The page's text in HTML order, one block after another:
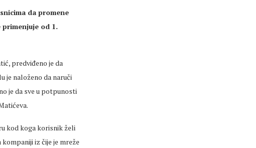
da promene
od 1.
predviđeno je da
je naloženo da naruči
je da sve u potpunosti
kod koga korisnik želi
iz čije je mreže